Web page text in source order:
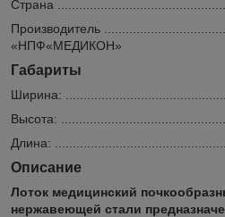
Страна
Производитель
«НПФ«МЕДИКОН»
Габариты
Ширина:
Высота:
Длина:
Описание
Лоток медицинский
нержавеющей стали